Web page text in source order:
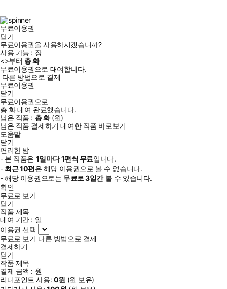
무료이용권
닫기
무료이용권을 사용하시겠습니까?
사용 가능 : 장
<>부터 총화
무료이용권으로 대여합니다.
다른 방법으로 결제
무료이용권
닫기
무료이용권으로
총 화대여 완료했습니다.
남은 작품 : 총화(원)
남은 작품 결제하기 대여한 작품 바로보기
도움말
닫기
편리한 밤
- 본 작품은 1일마다1편씩 무료입니다.
- 최근10편은 해당 이용권으로 볼 수 없습니다.
- 해당 이용권으로는 무료로3일간볼 수 있습니다.
확인
무료로 보기
닫기
작품 제목
대여 기간 : 일
이용권 선택
무료로 보기 다른 방법으로 결제
결제하기
닫기
작품 제목
결제 금액 : 원
리디포인트 사용: 0원 (원 보유)